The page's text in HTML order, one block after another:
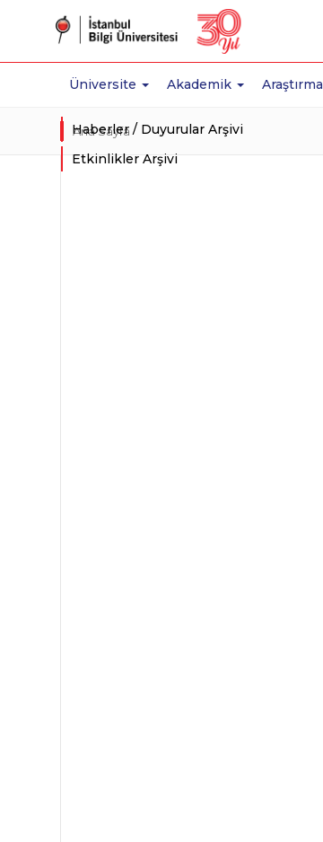
Üniversite Akademik Araştırma
Ana Sayfa
Haberler / Duyurular Arşivi
Etkinlikler Arşivi